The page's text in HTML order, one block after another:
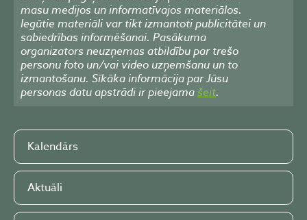
masu medijos un informatīvajos materiālos.
Iegūtie materiāli var tikt izmantoti publicitātei un
sabiedrības informēšanai. Pasākuma
organizators neuzņemas atbildību par trešo
personu foto un/vai video uzņemšanu un to
izmantošanu. Sīkāka informācija par Jūsu
personas datu apstrādi ir pieejamašeit.
Kalendārs
Aktuāli